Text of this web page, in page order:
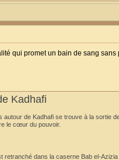
qui promet un bain de sang
Kadhafi
de Kadhafi se trouve à la sortie
le cœur du pouvoir.
dans la caserne Bab el-